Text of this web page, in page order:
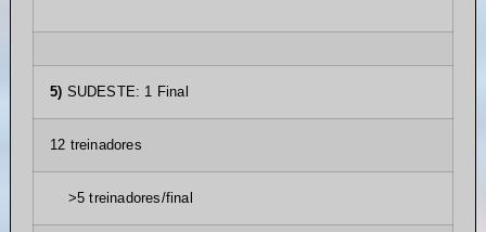
5) SUDESTE: 1 Final
12 treinadores
>5 treinadores/final